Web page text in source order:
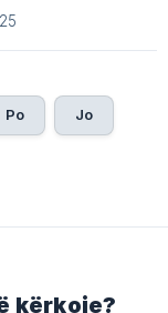
Po Jo
kërkoje?